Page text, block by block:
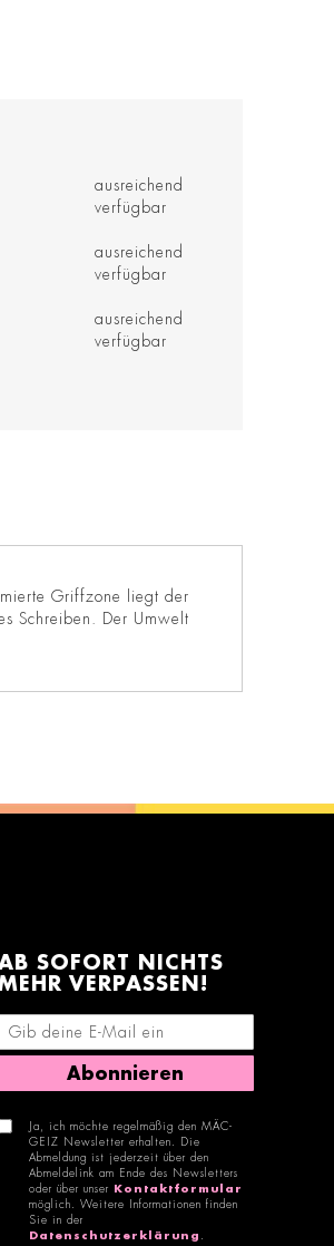
ausreichend
verfügbar
ausreichend
verfügbar
ausreichend
verfügbar
Griffzone liegt der
Schreiben. Der Umwelt
SOFORT NICHTS
VERPASSEN!
E-Mail-Adresse eingeben
Abonnieren
Ja, ich möchte regelmäßig den MÄC-
GEIZ Newsletter erhalten. Die
Abmeldung ist jederzeit über den
Abmeldelink am Ende des Newsletters
oder über unser
Kontaktformular
möglich. Weitere Informationen finden
Sie in der
Datenschutzerklärung .